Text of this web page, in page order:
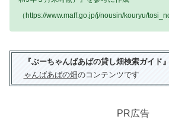
（https://www.maff.go.jp/j/nousin/kouryu/
『ぶーちゃんばあばの貸し畑検索ガイド』
ゃんばあばの畑のコンテンツです
PR広告